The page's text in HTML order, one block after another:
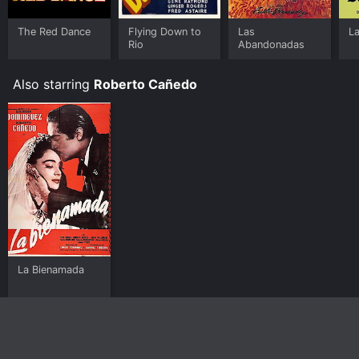
The Red Dance
Flying Down to
Rio
Las
Abandonadas
Also starring Roberto Cañedo
La Bienamada